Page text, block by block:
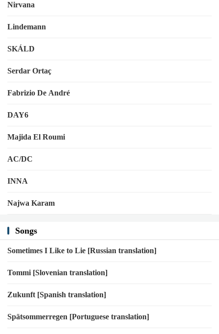
Nirvana
Lindemann
SKÁLD
Serdar Ortaç
Fabrizio De André
DAY6
Majida El Roumi
AC/DC
INNA
Najwa Karam
Songs
Sometimes I Like to Lie [Russian translation]
Tommi [Slovenian translation]
Zukunft [Spanish translation]
Spätsommerregen [Portuguese translation]